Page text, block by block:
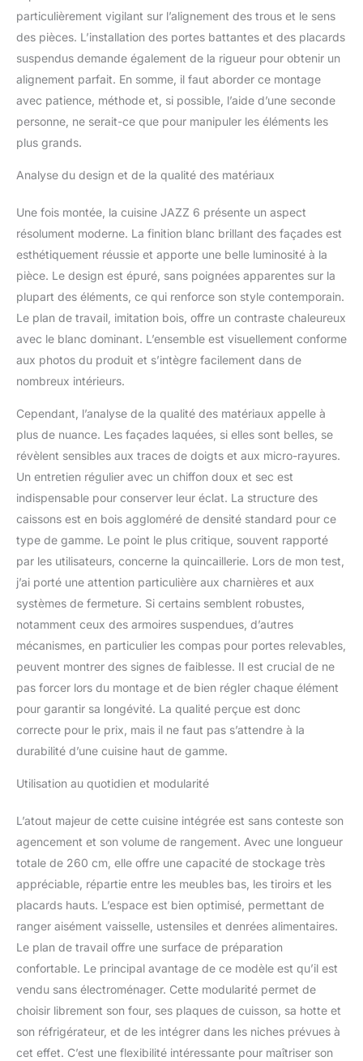
particulièrement vigilant sur l’alignement des trous et le sens
des pièces. L’installation des portes battantes et des placards
suspendus demande également de la rigueur pour obtenir un
alignement parfait. En somme, il faut aborder ce montage
avec patience, méthode et, si possible, l’aide d’une seconde
personne, ne serait-ce que pour manipuler les éléments les
plus grands.
Analyse du design et de la qualité des matériaux
Une fois montée, la cuisine JAZZ 6 présente un aspect
résolument moderne. La finition blanc brillant des façades est
esthétiquement réussie et apporte une belle luminosité à la
pièce. Le design est épuré, sans poignées apparentes sur la
plupart des éléments, ce qui renforce son style contemporain.
Le plan de travail, imitation bois, offre un contraste chaleureux
avec le blanc dominant. L’ensemble est visuellement conforme
aux photos du produit et s’intègre facilement dans de
nombreux intérieurs.
Cependant, l’analyse de la qualité des matériaux appelle à
plus de nuance. Les façades laquées, si elles sont belles, se
révèlent sensibles aux traces de doigts et aux micro-rayures.
Un entretien régulier avec un chiffon doux et sec est
indispensable pour conserver leur éclat. La structure des
caissons est en bois aggloméré de densité standard pour ce
type de gamme. Le point le plus critique, souvent rapporté
par les utilisateurs, concerne la quincaillerie. Lors de mon test,
j’ai porté une attention particulière aux charnières et aux
systèmes de fermeture. Si certains semblent robustes,
notamment ceux des armoires suspendues, d’autres
mécanismes, en particulier les compas pour portes relevables,
peuvent montrer des signes de faiblesse. Il est crucial de ne
pas forcer lors du montage et de bien régler chaque élément
pour garantir sa longévité. La qualité perçue est donc
correcte pour le prix, mais il ne faut pas s’attendre à la
durabilité d’une cuisine haut de gamme.
Utilisation au quotidien et modularité
L’atout majeur de cette cuisine intégrée est sans conteste son
agencement et son volume de rangement. Avec une longueur
totale de 260 cm, elle offre une capacité de stockage très
appréciable, répartie entre les meubles bas, les tiroirs et les
placards hauts. L’espace est bien optimisé, permettant de
ranger aisément vaisselle, ustensiles et denrées alimentaires.
Le plan de travail offre une surface de préparation
confortable. Le principal avantage de ce modèle est qu’il est
vendu sans électroménager. Cette modularité permet de
choisir librement son four, ses plaques de cuisson, sa hotte et
son réfrigérateur, et de les intégrer dans les niches prévues à
cet effet. C’est une flexibilité intéressante pour maîtriser son